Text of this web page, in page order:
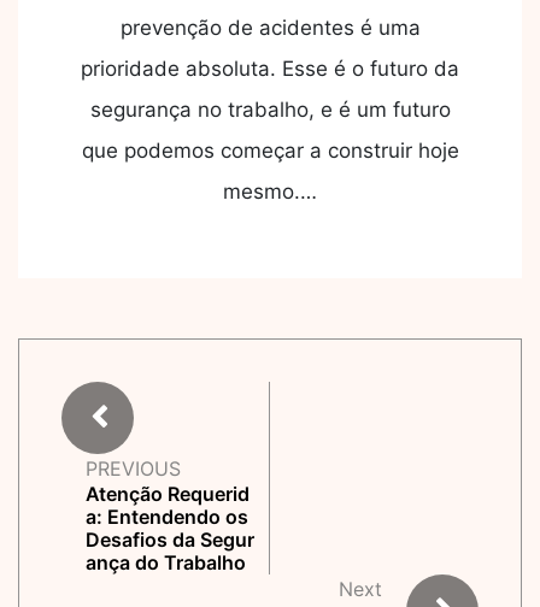
prevenção de acidentes é uma
prioridade absoluta. Esse é o futuro da
segurança no trabalho, e é um futuro
que podemos começar a construir hoje
mesmo.…
PREVIOUS
Atenção Requerid
a: Entendendo os
Desafios da Segur
ança do Trabalho
Next